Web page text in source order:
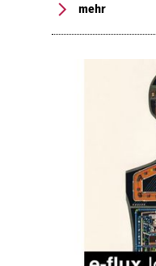
mehr